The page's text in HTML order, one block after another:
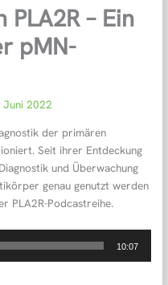
– Ein
pMN-
Juni 2022
der primären
Seit ihrer Entdeckung
und Überwachung
genau genutzt werden
PLA2R-Podcastreihe.
10:07